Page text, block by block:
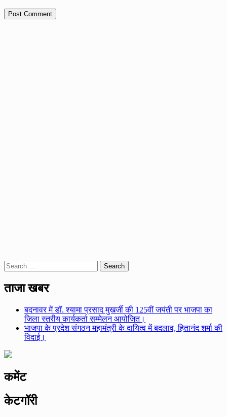
Search
for:
ताजा खबर
बदनावर में डॉ. श्यामा प्रसाद मुखर्जी की 125वीं जयंती पर भाजपा का
जिला स्तरीय कार्यकर्ता सम्मेलन आयोजित।
भाजपा के प्रदेश संगठन महामंत्री के दायित्व में बदलाव, हितानंद शर्मा की
विदाई।
कमेंट
केटगॉरी